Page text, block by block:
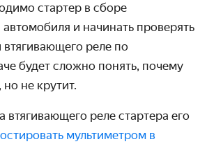
стартер в сборе
и начинать проверять
втягивающего реле по
будет сложно понять, почему
но не крутит.
реле стартера его
мультиметром в